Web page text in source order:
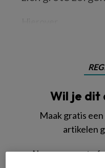
Wil je dit
Maak gratis
artikelen
Al een account of